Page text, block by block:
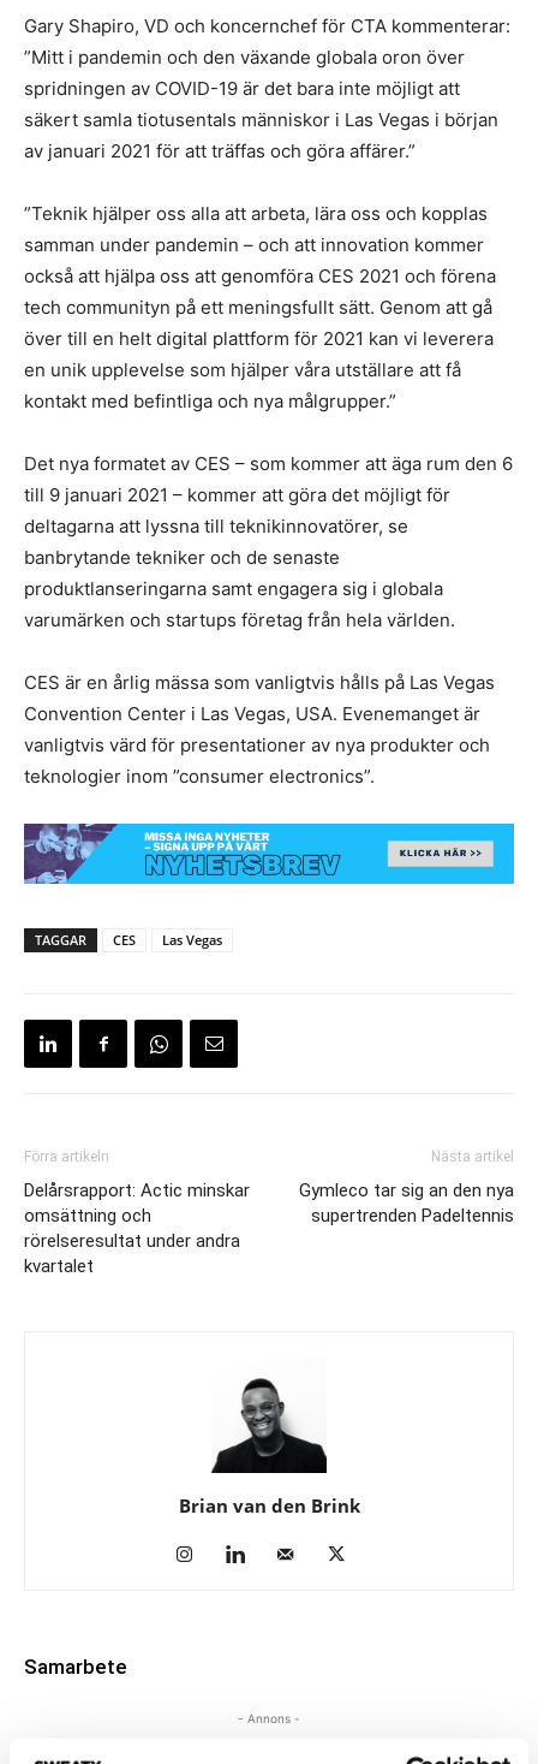
Gary Shapiro, VD och koncernchef för CTA kommenterar:
”Mitt i pandemin och den växande globala oron över
spridningen av COVID-19 är det bara inte möjligt att
säkert samla tiotusentals människor i Las Vegas i början
av januari 2021 för att träffas och göra affärer.”
”Teknik hjälper oss alla att arbeta, lära oss och kopplas
samman under pandemin – och att innovation kommer
också att hjälpa oss att genomföra CES 2021 och förena
tech communityn på ett meningsfullt sätt. Genom att gå
över till en helt digital plattform för 2021 kan vi leverera
en unik upplevelse som hjälper våra utställare att få
kontakt med befintliga och nya målgrupper.”
Det nya formatet av CES – som kommer att äga rum den 6
till 9 januari 2021 – kommer att göra det möjligt för
deltagarna att lyssna till teknikinnovatörer, se
banbrytande tekniker och de senaste
produktlanseringarna samt engagera sig i globala
varumärken och startups företag från hela världen.
CES är en årlig mässa som vanligtvis hålls på Las Vegas
Convention Center i Las Vegas, USA. Evenemanget är
vanligtvis värd för presentationer av nya produkter och
teknologier inom ”consumer electronics”.
TAGGAR CES Las Vegas
Förra artikeln
Delårsrapport: Actic minskar
omsättning och
rörelseresultat under andra
kvartalet
Nästa artikel
Gymleco tar sig an den nya
supertrenden Padeltennis
Brian van den Brink
Samarbete
- Annons -